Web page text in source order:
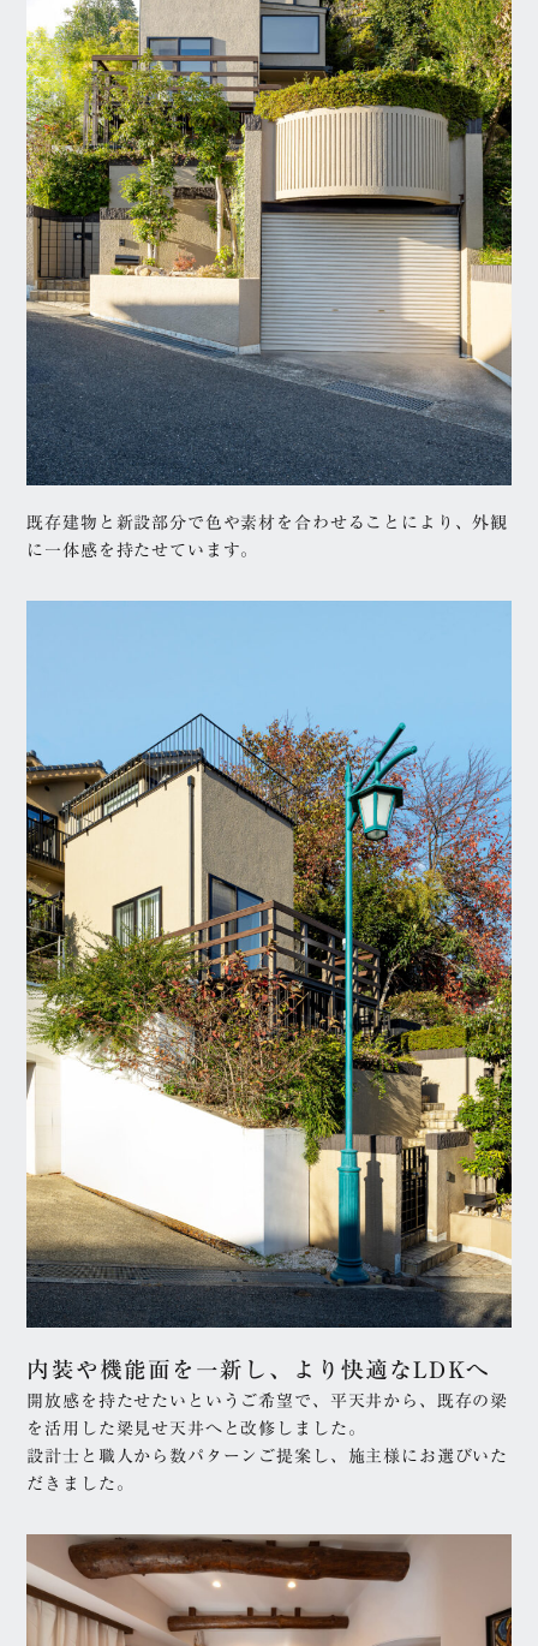
住宅種別
収益リフォーム 収益リノベーション
戸建てリフォーム 戸建てリノベーション
マンションリフォーム
マンションリノベーシ
ョン
分譲住宅
ルームツアー
西宮モデルハウス
2000万円台
兵庫県 芦屋市
西宮市 神戸市
尼崎市
階数/暮らし方
平屋 二階建て
三階建て
二世帯住宅（多世帯住
宅）
店舗併用住宅
テイスト
ナチュラル シンプル
モダン
和モダン
こだわり
吹き抜け
ガレージ・ビルトイン
ガレージ
中庭 ウッドデッキ・テラス
土間・土間玄関
構造
部屋別
外観 リビング
玄関
既存建物と新設部分で色や素材を合わせることにより、外観
に一体感を持たせています。
内装や機能面を一新し、より快適なLDKへ
開放感を持たせたいというご希望で、平天井から、既存の梁
を活用した梁見せ天井へと改修しました。
設計士と職人から数パターンご提案し、施主様にお選びいた
だきました。